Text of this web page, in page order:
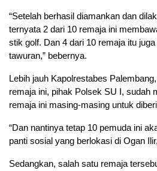
“Setelah berhasil diamankan dan
ternyata 2 dari 10 remaja ini
stik golf. Dan 4 dari 10 remaja itu
tawuran,” bebernya.
Lebih jauh Kapolrestabes
remaja ini, pihak Polsek SU I, sudah
remaja ini masing-masing untuk
“Dan nantinya tetap 10 pemuda ini
panti sosial yang berlokasi di Ogan
Sedangkan, salah satu remaja